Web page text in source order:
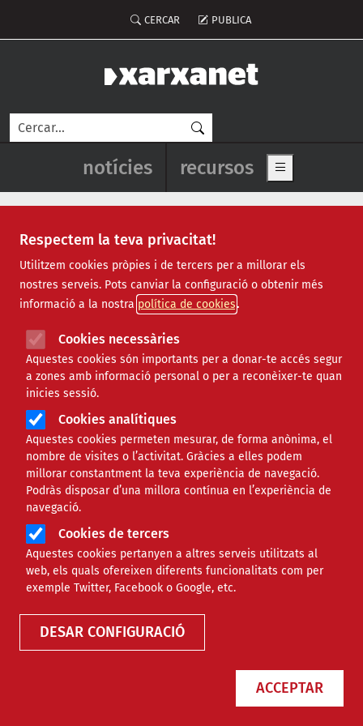
Respectem la teva privacitat!
Utilitzem cookies pròpies i de tercers per a millorar els
nostres serveis. Pots canviar la configuració o obtenir més
informació a la nostra política de cookies
Cookies necessàries
Aquestes cookies són importants per a donar-te accés segur
a zones amb informació personal o per a reconèixer-te quan
inicies sessió.
Cookies analítiques
Aquestes cookies permeten mesurar, de forma anònima, el
nombre de visites o l’activitat. Gràcies a elles podem
millorar constantment la teva experiència de navegació.
Podràs disposar d’una millora contínua en l’experiència de
navegació.
Cookies de tercers
Aquestes cookies pertanyen a altres serveis utilitzats al
web, els quals ofereixen diferents funcionalitats com per
exemple Twitter, Facebook o Google, etc.
DESAR CONFIGURACIÓ
ACCEPTAR
Menú del compte d'usuari
CERCAR PUBLICA
Cerca
Navegació principal de
notícies recursos Show main
Recursos
Tots | Econòmic | Jurídic | Projectes | Tecnològic |
Formació | Finançament | Biblioteca |
Ofertes de feina
Webinars
Asociación Volungo
Volungo és la primera xarxa social que connecta
voluntariat i entitats socials.
Connecta persones i entitats per col·laborar i
fomentar un món millor. Inspira accions altruistes,
amb projectes significatius.
Àmbit d'intervenció
Adreça:
info@volungo.com